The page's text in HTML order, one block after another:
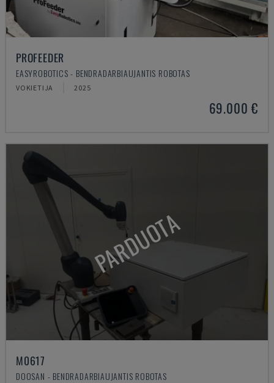
PROFEEDER
EASYROBOTICS - BENDRADARBIAUJANTIS ROBOTAS
VOKIETIJA 2025
69.000 €
PARDUOTA
M0617
DOOSAN - BENDRADARBIAUJANTIS ROBOTAS